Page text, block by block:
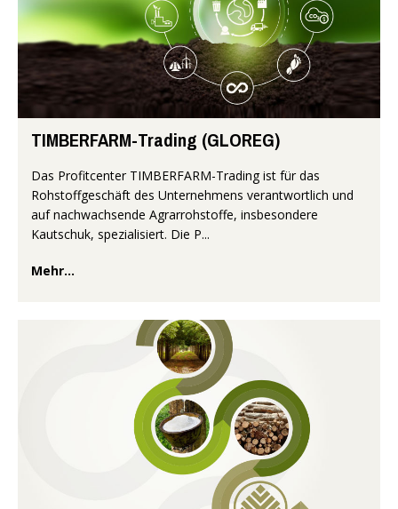
TIMBERFARM-Trading (GLOREG)
Das Profitcenter TIMBERFARM-Trading ist für das
Rohstoffgeschäft des Unternehmens verantwortlich und
auf nachwachsende Agrarrohstoffe, insbesondere
Kautschuk, spezialisiert. Die P...
Mehr...